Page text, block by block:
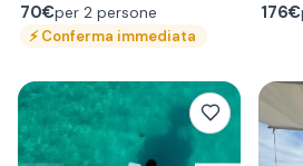
70€per 2 persone
⚡Conferma immediata
176€